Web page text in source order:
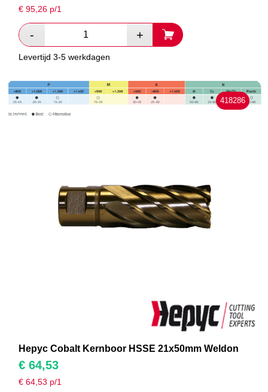
€95,26 p/1
Levertijd 3-5 werkdagen
418286
Hepyc Cobalt Kernboor HSSE 21x50mm Weldon
€ 64,53
€64,53 p/1